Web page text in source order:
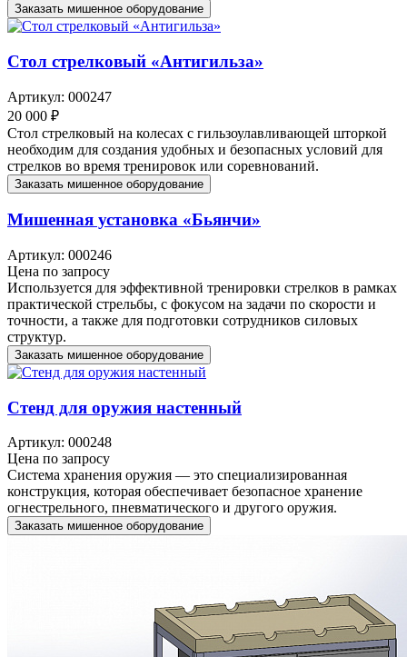
Заказать мишенное оборудование
Стол стрелковый «Антигильза»
Артикул: 000247
20 000 ₽
Стол стрелковый на колесах с гильзоулавливающей шторкой
необходим для создания удобных и безопасных условий для
стрелков во время тренировок или соревнований.
Заказать мишенное оборудование
Мишенная установка «Бьянчи»
Артикул: 000246
Цена по запросу
Используется для эффективной тренировки стрелков в рамках
практической стрельбы, с фокусом на задачи по скорости и
точности, а также для подготовки сотрудников силовых
структур.
Заказать мишенное оборудование
Стенд для оружия настенный
Артикул: 000248
Цена по запросу
Система хранения оружия — это специализированная
конструкция, которая обеспечивает безопасное хранение
огнестрельного, пневматического и другого оружия.
Заказать мишенное оборудование